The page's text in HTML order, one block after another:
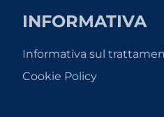
INFORMATIVA
Informativa sul
Cookie Policy